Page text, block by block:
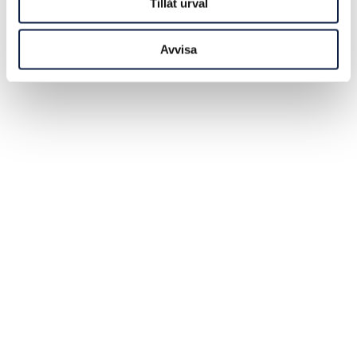
Tillåt urval
Avvisa